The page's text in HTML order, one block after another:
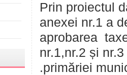
Prin proiectul
anexei nr.1 a
aprobarea
nr.1,nr.2 și
.primăriei